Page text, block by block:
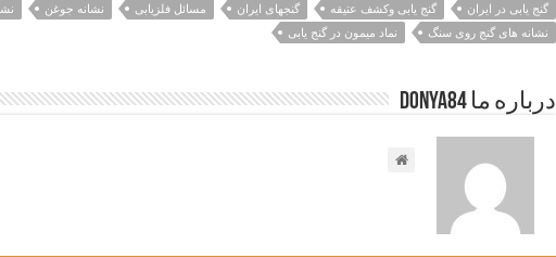
گنج یابی در ایران
گنج یابی وکشف عتیقه گنجهای ایران مسائل فلزیابی نشانه جوغن
نشانه های گنج روی سنگ
نماد میمون در گنج یابی
درباره ما Donya84